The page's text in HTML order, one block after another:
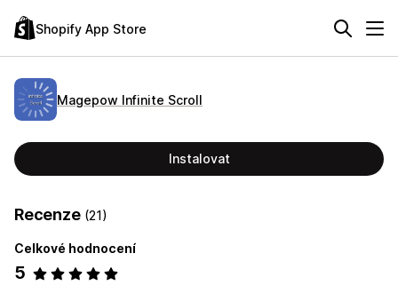
Shopify App Store
Magepow Infinite Scroll
Instalovat
Recenze (21)
Celkové hodnocení
5